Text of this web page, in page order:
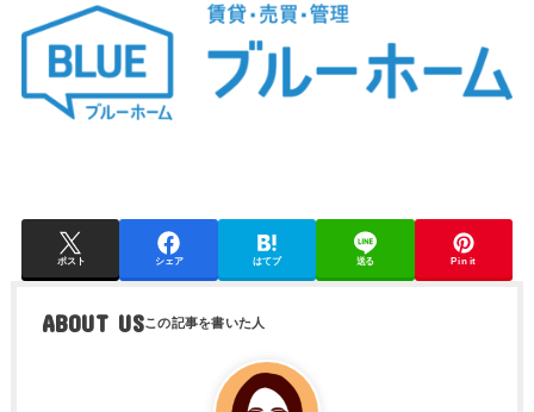
ポスト シェア はてブ 送る Pin it
ABOUT US